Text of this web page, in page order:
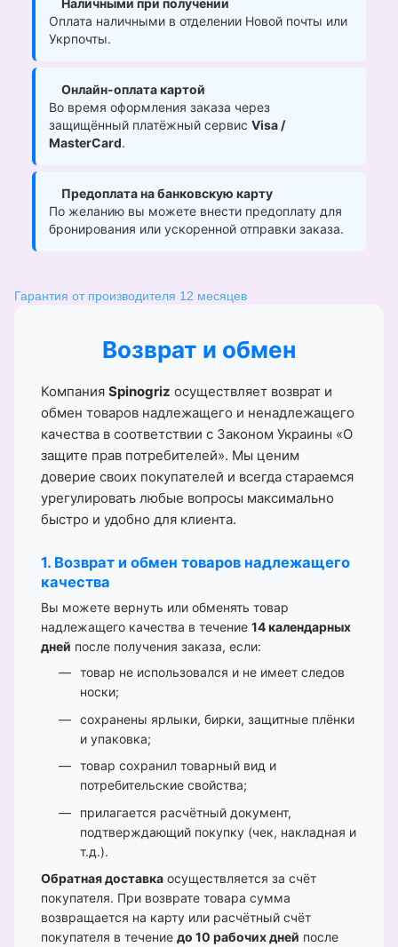
Наличными при получении
Оплата наличными в отделении Новой почты или
Укрпочты.
Онлайн-оплата картой
Во время оформления заказа через
защищённый платёжный сервис Visa /
MasterCard.
Предоплата на банковскую карту
По желанию вы можете внести предоплату для
бронирования или ускоренной отправки заказа.
Гарантия от производителя 12 месяцев
Возврат и обмен
Компания Spinogriz осуществляет возврат и
обмен товаров надлежащего и ненадлежащего
качества в соответствии с Законом Украины «О
защите прав потребителей». Мы ценим
доверие своих покупателей и всегда стараемся
урегулировать любые вопросы максимально
быстро и удобно для клиента.
1. Возврат и обмен товаров надлежащего
качества
Вы можете вернуть или обменять товар
надлежащего качества в течение 14 календарных
дней после получения заказа, если:
товар не использовался и не имеет следов
носки;
сохранены ярлыки, бирки, защитные плёнки
и упаковка;
товар сохранил товарный вид и
потребительские свойства;
прилагается расчётный документ,
подтверждающий покупку (чек, накладная и
т.д.).
Обратная доставка осуществляется за счёт
покупателя. При возврате товара сумма
возвращается на карту или расчётный счёт
покупателя в течение до 10 рабочих дней после